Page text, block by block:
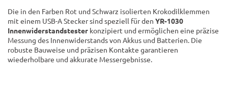
Die in den Farben Rot und Schwarz isolierten Krokodilklemmen
mit einem USB-A Stecker sind speziell für den YR-1030
Innenwiderstandstester konzipiert und ermöglichen eine präzise
Messung des Innenwiderstands von Akkus und Batterien. Die
robuste Bauweise und präzisen Kontakte garantieren
wiederholbare und akkurate Messergebnisse.